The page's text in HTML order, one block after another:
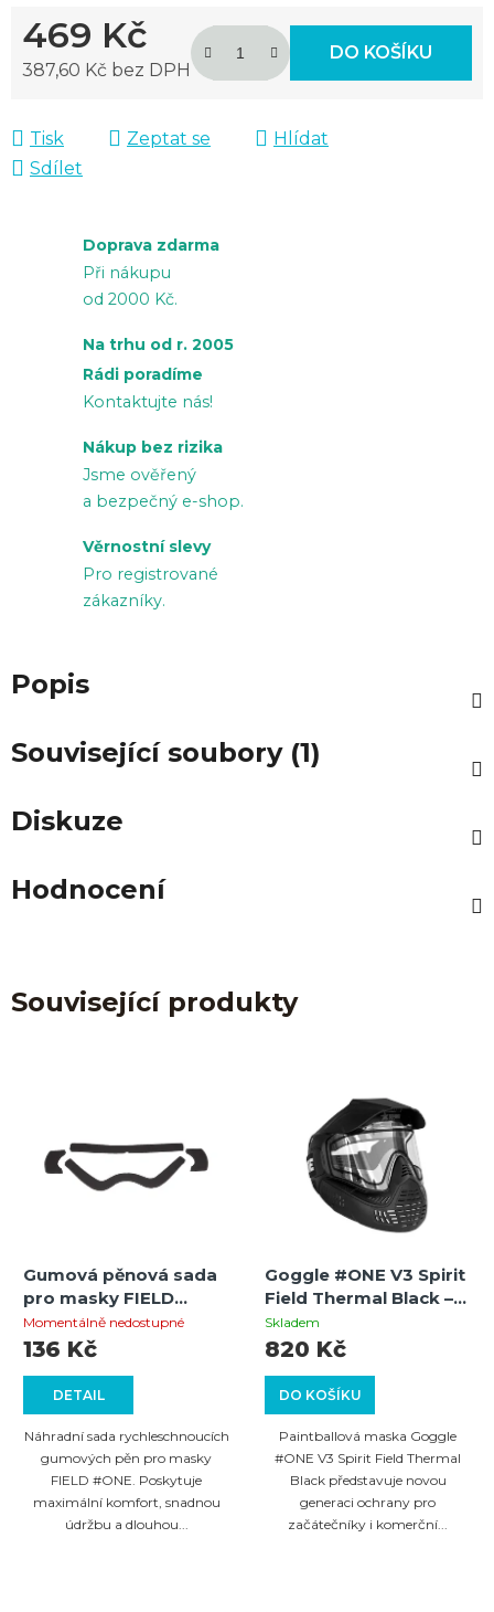
469 Kč
387,60 Kč bez DPH
DO KOŠÍKU
Tisk Zeptat se
Hlídat
Sdílet
Doprava zdarma
Při nákupu
od 2000 Kč.
Na trhu od r. 2005
Rádi poradíme
Kontaktujte nás!
Nákup bez rizika
Jsme ověřený
a bezpečný e-shop.
Věrnostní slevy
Pro registrované
zákazníky.
Popis
Související soubory (1)
Diskuze
Hodnocení
Související produkty
Gumová pěnová sada
pro masky FIELD
#ONE
Momentálně nedostupné
DETAIL
136 Kč
Náhradní sada rychleschnoucích
gumových pěn pro masky
FIELD #ONE. Poskytuje
maximální komfort, snadnou
údržbu a dlouhou...
Goggle #ONE V3 Spirit
Field Thermal Black –
termální paintballová
maska s 260°
Skladem
DO KOŠÍKU
820 Kč
Paintballová maska Goggle
#ONE V3 Spirit Field Thermal
Black představuje novou
generaci ochrany pro
začátečníky i komerční...